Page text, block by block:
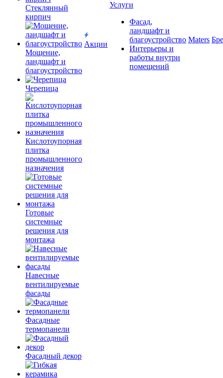
Cтеклянный
кирпич
Мощение,
ландшафт и
благоустройство
Черепица
Кислотоупорная
плитка
промышленного
назначения
Готовые
системные
решения для
монтажа
Навесные
вентилируемые
фасады
Фасадные
термопанели
Фасадный декор
Акции
Услуги
Фасад,
ландшафт и
благоустройство
Интерьеры и
работы внутри
помещений
Maters